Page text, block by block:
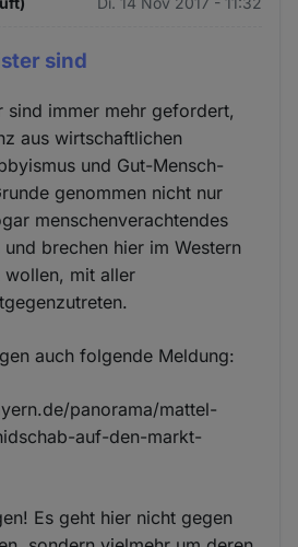
sind
sind immer mehr gefordert,
aus wirtschaftlichen
und Gut-Mensch-
genommen nicht nur
menschenverachtendes
brechen hier im Western
wollen, mit aller
auch folgende Meldung:
panorama/mattel-
auf-den-markt-
Es geht hier nicht gegen